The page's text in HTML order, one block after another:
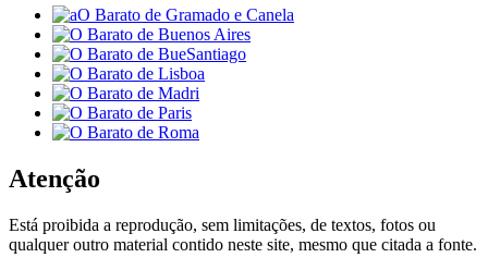
Atenção
Está proibida a reprodução, sem limitações, de textos, fotos ou
qualquer outro material contido neste site, mesmo que citada a fonte.